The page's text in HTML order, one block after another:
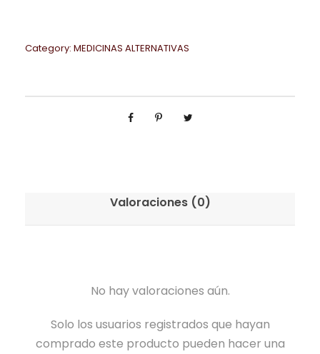
Category: MEDICINAS ALTERNATIVAS
Valoraciones (0)
No hay valoraciones aún.
Solo los usuarios registrados que hayan
comprado este producto pueden hacer una